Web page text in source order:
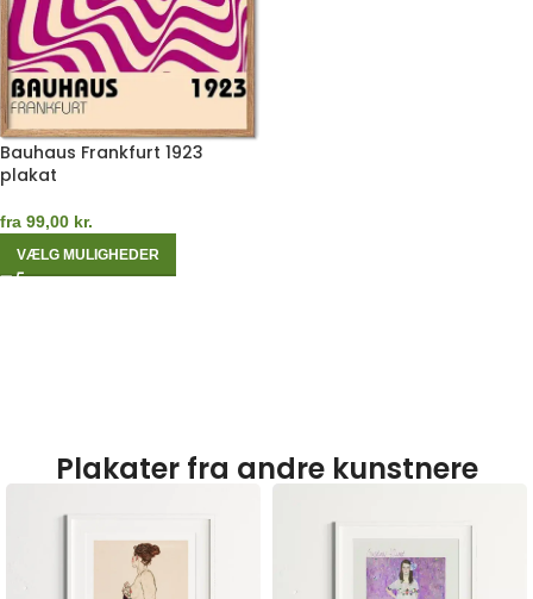
Bauhaus Frankfurt 1923
plakat
fra 99,00 kr.
VÆLG MULIGHEDER
Plakater fra andre kunstnere